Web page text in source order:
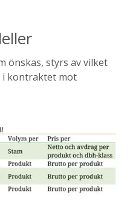
önskas, styrs av vilket
i kontraktet mot